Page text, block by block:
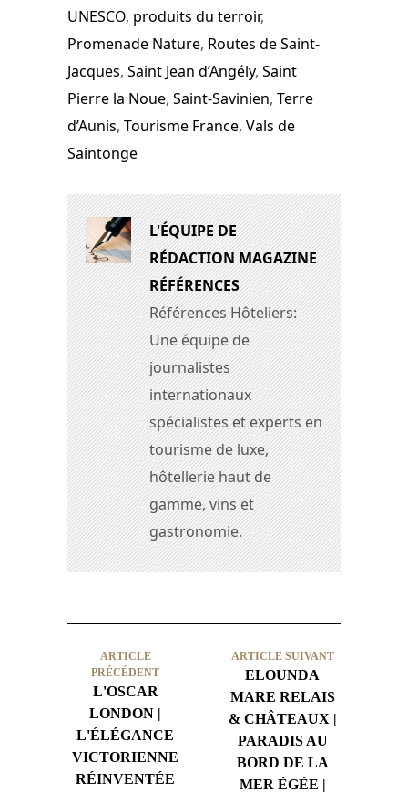
UNESCO, produits du terroir,
Promenade Nature, Routes de Saint-
Jacques, Saint Jean d’Angély, Saint
Pierre la Noue, Saint-Savinien, Terre
d’Aunis, Tourisme France, Vals de
Saintonge
L'ÉQUIPE DE
RÉDACTION MAGAZINE
RÉFÉRENCES
Références Hôteliers:
Une équipe de
journalistes
internationaux
spécialistes et experts en
tourisme de luxe,
hôtellerie haut de
gamme, vins et
gastronomie.
ARTICLE
PRÉCÉDENT
L'OSCAR
LONDON |
L'ÉLÉGANCE
VICTORIENNE
RÉINVENTÉE
ARTICLE SUIVANT
ELOUNDA
MARE RELAIS
& CHÂTEAUX |
PARADIS AU
BORD DE LA
MER ÉGÉE |